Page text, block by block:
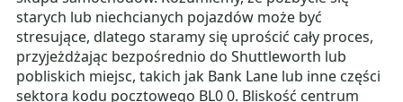
starych lub niechcianych pojazdów może być
stresujące, dlatego staramy się uprościć cały proces,
przyjeżdżając bezpośrednio do Shuttleworth lub
pobliskich miejsc, takich jak Bank Lane lub inne części
sektora kodu pocztowego BL0 0. Bliskość centrum